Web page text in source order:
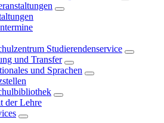
Studierendenservice
und Transfer
und Sprachen
der Lehre